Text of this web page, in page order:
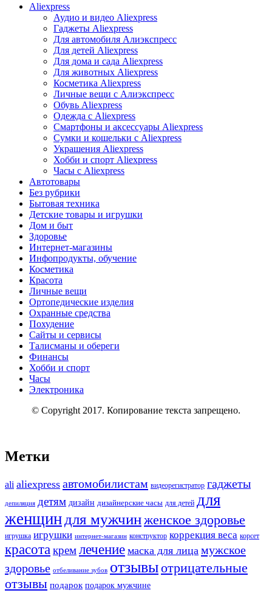
Aliexpress
Аудио и видео Aliexpress
Гаджеты Aliexpress
Для автомобиля Алиэкспресс
Для детей Aliexpress
Для дома и сада Aliexpress
Для животных Aliexpress
Косметика Aliexpress
Личные вещи с Алиэкспресс
Обувь Aliexpress
Одежда с Aliexpress
Смартфоны и аксессуары Aliexpress
Сумки и кошельки с Aliexpress
Украшения Aliexpress
Хобби и спорт Aliexpress
Часы с Aliexpress
Автотовары
Без рубрики
Бытовая техника
Детские товары и игрушки
Дом и быт
Здоровье
Интернет-магазины
Инфопродукты, обучение
Косметика
Красота
Личные вещи
Ортопедические изделия
Охранные средства
Похудение
Сайты и сервисы
Талисманы и обереги
Финансы
Хобби и спорт
Часы
Электроника
© Copyright 2017. Копирование текста запрещено.
Метки
ali aliexpress автомобилистам видеорегистратор гаджеты
депиляция детям дизайн дизайнерские часы для детей для
женщин для мужчинженское здоровье
игрушка игрушки интернет-магазин конструктор коррекция веса корсет
красотакремлечение маска для лица мужское
здоровье отбеливание зубов отзывыотрицательные
отзывы подарок подарок мужчине